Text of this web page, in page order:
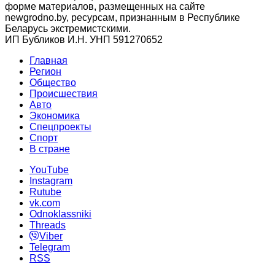
форме материалов, размещенных на сайте
newgrodno.by, ресурсам, признанным в Республике
Беларусь экстремистскими.
ИП Бубликов И.Н. УНП 591270652
Главная
Регион
Общество
Происшествия
Авто
Экономика
Спецпроекты
Cпорт
В стране
YouTube
Instagram
Rutube
vk.com
Odnoklassniki
Threads
Viber
Telegram
RSS